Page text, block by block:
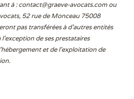
à :contact@graeve-avocats.com ou
52 rue de Monceau 75008
pas transférées à d’autres entités
de ses prestataires
et de l’exploitation de